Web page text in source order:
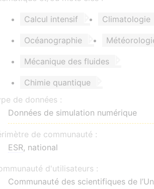
Calcul intensif Climatologie
Océanographie
Mécanique des fluides
Chimie quantique
de données :
Données de simulation numérique
de communauté :
ESR, national
d'utilisateurs :
Communauté des scientifiques de